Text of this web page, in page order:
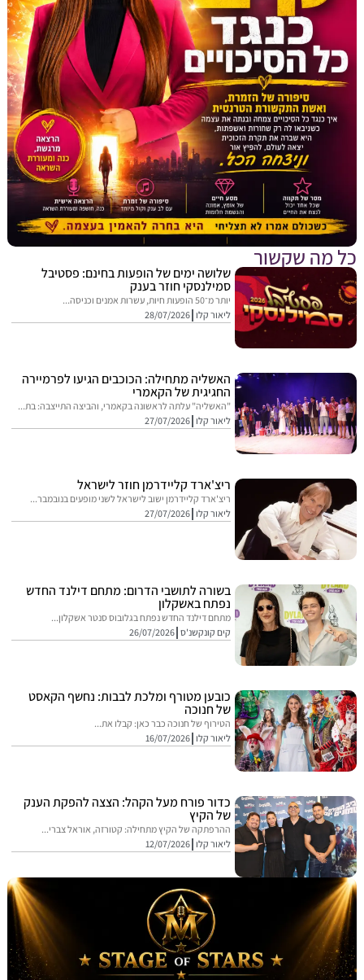
שקשור
שלושה ימים של הופעות בחינם: פסטיבל
סמילנסקי חוזר בענק
יותר מ־50 הופעות חיות, עשרות אמנים וכניסה...
ליאור קלו 28/07/2026
האשליה מתחילה: הכוכבים הגיעו לפרמיירה
החגיגית של הקאמרי
"האשליה" עלתה לראשונה בקאמרי, והביצה התייצבה: בת...
ליאור קלו 27/07/2026
ריצ'ארד קליידרמן חוזר לישראל
ריצ'ארד קליידרמן ישוב לישראל לשני מופעים בנובמבר...
ליאור קלו 27/07/2026
בשורה לתושבי הדרום: מתחם דילנד החדש
נפתח באשקלון
מתחם דילנד החדש נפתח בגלובוס סנטר אשקלון...
קים קונקשנ'ס 26/07/2026
כובען מטורף ומלכת לבבות: נחשף הקאסט
של חנוכה
הטירוף של חנוכה כבר כאן: קבלו את...
ליאור קלו 16/07/2026
כדור פורח מעל הקהל: הצצה להפקת הענק
של הקיץ
ההרפתקה של הקיץ מתחילה: קטורזה, אוראל צברי...
ליאור קלו 12/07/2026